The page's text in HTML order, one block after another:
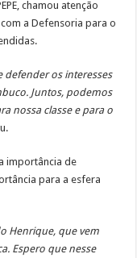
chamou atenção
a Defensoria para o
defender os interesses
Juntos, podemos
nossa classe e para o
importância de
para a esfera
Henrique, que vem
Espero que nesse